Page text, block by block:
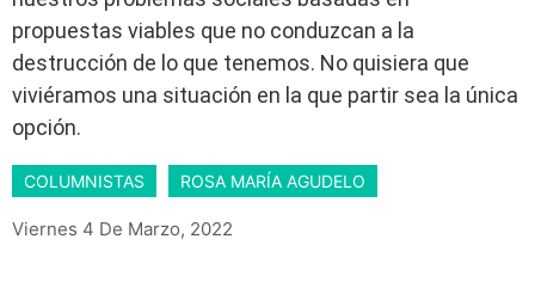
propuestas viables que no conduzcan a la
destrucción de lo que tenemos. No quisiera que
viviéramos una situación en la que partir sea la única
opción.
COLUMNISTAS ROSA MARÍA AGUDELO
Viernes 4 De Marzo, 2022